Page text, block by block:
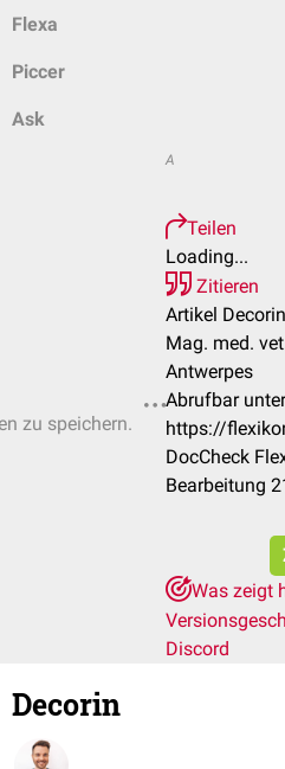
Flexa
Piccer
Ask
zu speichern.
A
Teilen
Loading...
Zitieren
Artikel
Mag. med.
Antwerpes
Abrufbar
https://
DocCheck
Bearbeitung
Was zeigt
Discord
Decorin